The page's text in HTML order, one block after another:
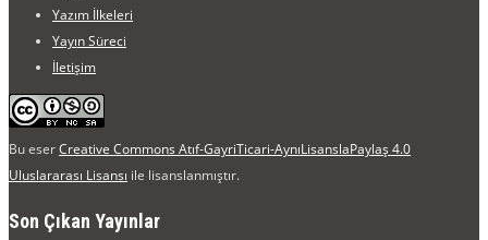
Yazım İlkeleri
Yayın Süreci
İletişim
Bu eserCreative Commons Atıf-GayriTicari-AynıLisanslaPaylaş 4.0
Uluslararası Lisansı ile lisanslanmıştır.
Son Çıkan Yayınlar